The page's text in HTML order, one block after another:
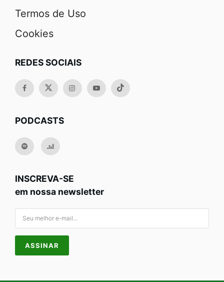
Termos de Uso
Cookies
REDES SOCIAIS
PODCASTS
INSCREVA-SE
em nossa newsletter